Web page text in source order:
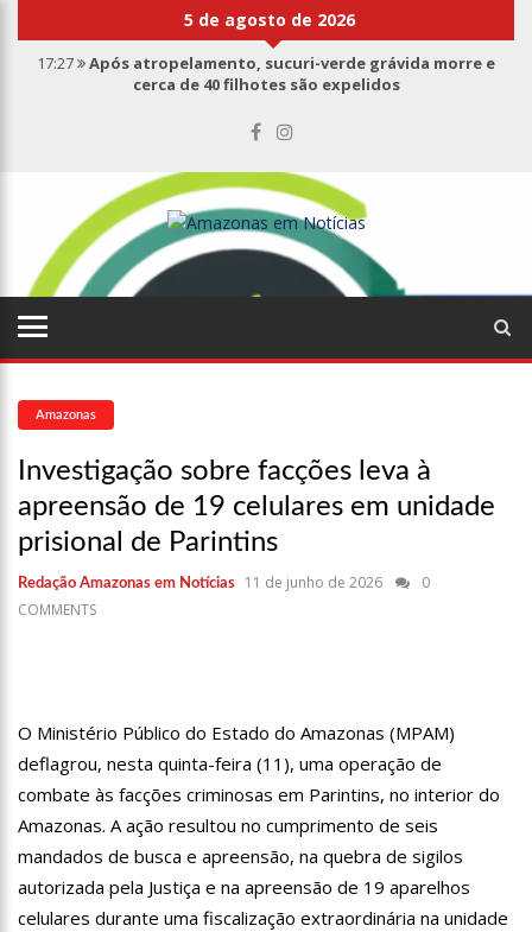
5 de agosto de 2026
17:27
Após atropelamento, sucuri-verde grávida morre e
cerca de 40 filhotes são expelidos
suspeita de botulismo
Saiba quem é Mazinho da Ecobarreira, candidato a vereador
de Manaus (vídeo)
Consumidores denunciam falta de preços em produtos e até
mau cheiro em freezer de supermercado na Cidade Nova
08:00
Justiça proíbe ex-prefeito de chegar perto de prefeita de
Nhamundá, no AM
15:01
Carro envolvido em acidente fatal pertencia a Wanderley
equipamentos aos profissionais da Segurança Pública
07:21 Grave explosão em clube de tiro deixa quatro vítimas fatais
em Manaus
Preço médio da gasolina registra queda e vai a R$ 5,04 no
país, diz ANP
17:36 Prefeitura de Manaus recupera praça da Saudade e
10:55
Proposta de decreto para golpe dá munição à ofensiva
traição; veja vídeo
09:06 David Almeida desce de carro na Boulevard e reafirma apoio
para Hissa Abrahão: ‘meu deputado federal’
13:31
A Vitória Do Empreendedorismo
09:04 BOMBA! Pastor é coagido por sistema político da Ieadam para
adesivar seu veículo com candidatos da instituição – Veja vídeo!
15:00 Com a família, Israel Carvalho participa de ato pró-Brasil
Amazonas
Investigação sobre facções leva à
apreensão de 19 celulares em unidade
prisional de Parintins
Redação Amazonas em Notícias 11 de junho de 2026
0
COMMENTS
O Ministério Público do Estado do Amazonas (MPAM)
deflagrou, nesta quinta-feira (11), uma operação de
combate às facções criminosas em Parintins, no interior do
Amazonas. A ação resultou no cumprimento de seis
mandados de busca e apreensão, na quebra de sigilos
autorizada pela Justiça e na apreensão de 19 aparelhos
celulares durante uma fiscalização extraordinária na unidade